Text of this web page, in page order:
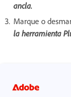
ancla.
Marque o
la herramienta